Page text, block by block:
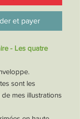
et payer
- Les quatre
sont les
mes illustrations